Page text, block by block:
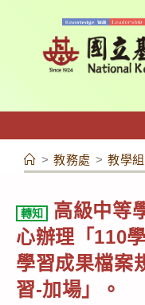
容
> 教務處 > 教學組
轉知
高級中等
心辦理「110
學習成果檔案
習-加場」。